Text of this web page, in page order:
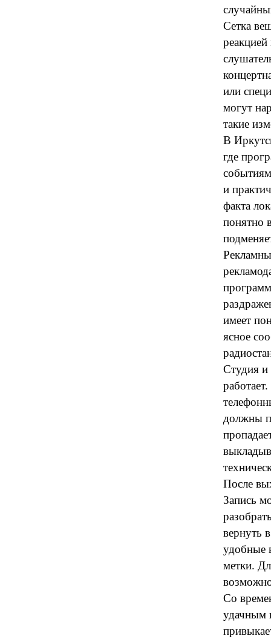
Сетка
или
могут
такие
В
где
и
факта
понятно
имеет
ясное
Студия и
должны
После
Запись
вернуть
удобные
метки.
Со
удачным